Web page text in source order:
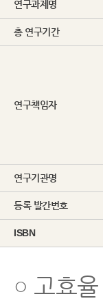
연구과제명
총 연구기간
연구책임자
연구기관명
등록 발간번호
ISBN
○ 고효